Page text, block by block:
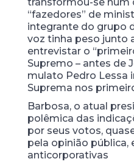
“fazedores” de
integrante do grupo
voz tinha peso junto
entrevistar o
Supremo – antes de
mulato Pedro Lessa
Suprema nos
Barbosa, o atual
polêmica das
por seus votos,
pela opinião pública,
anticorporativas